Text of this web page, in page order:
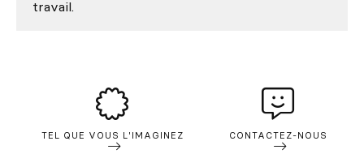
travail.
TEL QUE VOUS L'IMAGINEZ CONTACTEZ-NOUS